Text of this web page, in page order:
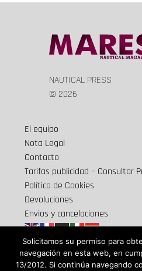
NAUTICAL PRESS
© 2026
El equipo
Nota Legal
Contacto
Tarifas publicidad – Consultar
Política de Cookies
Devoluciones
Envios y cancelaciones
Solicitamos su permiso para
navegación en esta web, en
13/2012. Si continúa navegando